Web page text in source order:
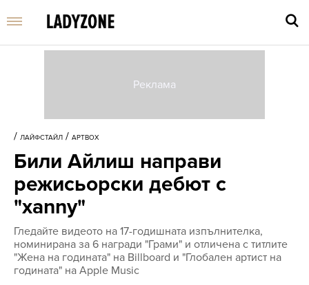
/ ЛАЙФСТАЙЛ / АРТBOX
Били Айлиш направи
режисьорски дебют с
"xanny"
Гледайте видеото на 17-годишната изпълнителка,
номинирана за 6 награди "Грами" и отличена с титлите
"Жена на годината" на Billboard и "Глобален артист на
годината" на Apple Music